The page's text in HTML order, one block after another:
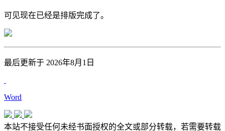
可见现在已经是排版完成了。
最后更新于 2026年8月1日
Word
本站不接受任何未经书面授权的全文或部分转载，若需要转载